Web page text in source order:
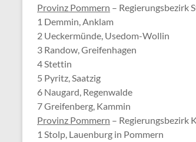
Provinz Pommern – Regierungsbezirk
1 Demmin, Anklam
2 Ueckermünde, Usedom-Wollin
3 Randow, Greifenhagen
4 Stettin
5 Pyritz, Saatzig
6 Naugard, Regenwalde
7 Greifenberg, Kammin
Provinz Pommern – Regierungsbezirk
1 Stolp, Lauenburg in Pommern